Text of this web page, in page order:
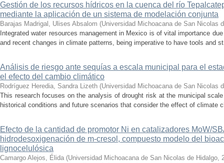
Gestión de los recursos hídricos en la cuenca del río
mediante la aplicación de un sistema de modelación conjunta
Barajas Madrigal, Ulises Absalom (Universidad Michoacana de San Nicolas
Integrated water resources management in Mexico is of vital importance
and recent changes in climate patterns, being imperative to have tools and
Análisis de riesgo ante sequías a escala municipal para el
el efecto del cambio climático
Rodríguez Heredia, Sandra Lizeth (Universidad Michoacana de San Nicolas
This research focuses on the analysis of drought risk at the municipal
historical conditions and future scenarios that consider the effect of climate
Efecto de la cantidad de promotor Ni en catalizadores MoW/
hidrodesoxigenación de m-cresol, compuesto modelo del
lignocelulósica
Camargo Alejos, Élida (Universidad Michoacana de San Nicolas de Hidalgo,